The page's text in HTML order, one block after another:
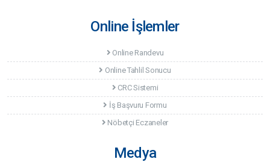
Online İşlemler
Online Randevu
Online Tahlil Sonucu
CRC Sistemi
İş Başvuru Formu
Nöbetçi Eczaneler
Medya